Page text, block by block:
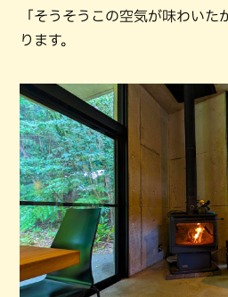
「そうそうこの空気が味わいた
ります。